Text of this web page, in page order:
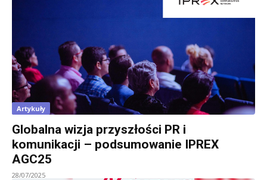
Artykuły
Globalna wizja przyszłości PR i
komunikacji – podsumowanie IPREX
AGC25
28/07/2025